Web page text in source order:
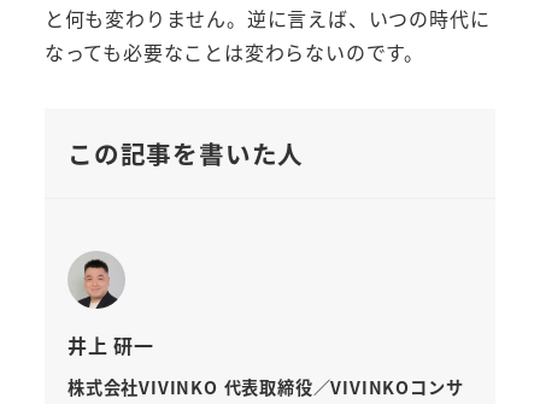
と何も変わりません。逆に言えば、いつの時代に
なっても必要なことは変わらないのです。
この記事を書いた人
井上 研一
株式会社VIVINKO 代表取締役／VIVINKOコンサ